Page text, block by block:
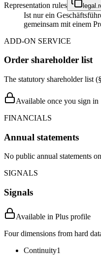
Representation rules
Ist nur ein
gemeinsam mit einem
ADD-ON SERVICE
Order shareholder list
The statutory shareholder list
Available once you sign in
FINANCIALS
Annual statements
No public annual statements
SIGNALS
Signals
Available in Plus profile
Four dimensions from hard
Continuity1